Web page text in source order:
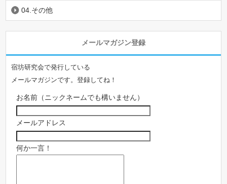
04.その他
メールマガジン登録
宿坊研究会で発行している
メールマガジンです。登録してね！
お名前（ニックネームでも構いません）
メールアドレス
何か一言！